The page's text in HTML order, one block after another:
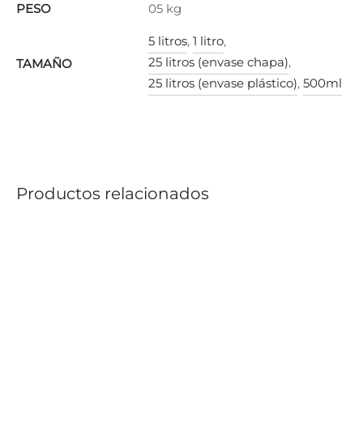
PESO 05 kg
TAMAÑO
5 litros, 1 litro,
25 litros (envase chapa),
25 litros (envase plástico), 500ml
Productos relacionados